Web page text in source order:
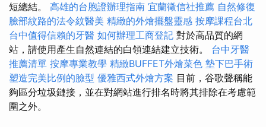
短總結。 高雄的台胞證辦理指南 宜蘭徵信社推薦 自然修復
臉部紋路的法令紋醫美 精緻的外燴擺盤靈感 按摩課程台北
台中值得信賴的牙醫 如何辦理工商登記 對於高品質的網
站，請使用產生自然連結的白領連結建立技術。 台中牙醫
推薦清單 按摩專業教學 精緻BUFFET外燴菜色 墊下巴手術
塑造完美比例的臉型 優雅西式外燴方案 目前，谷歌聲稱能
夠區分垃圾鏈接，並在對網站進行排名時將其排除在考慮範
圍之外。